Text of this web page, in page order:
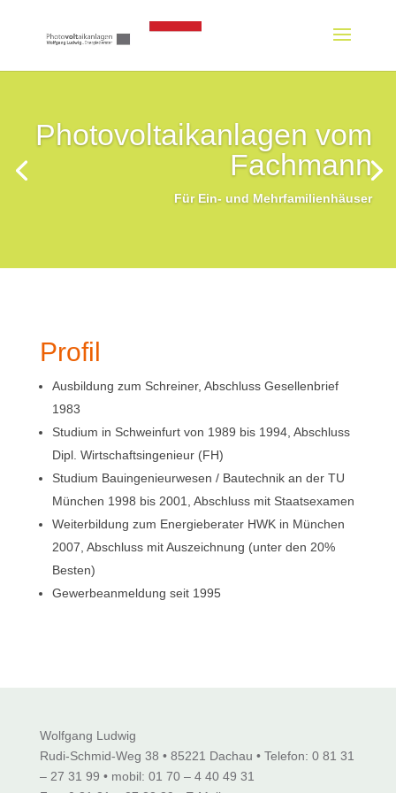
Photovoltaikanlagen vom
Fachmann
Für Ein- und Mehrfamilienhäuser
Profil
Ausbildung zum Schreiner, Abschluss Gesellenbrief
1983
Studium in Schweinfurt von 1989 bis 1994, Abschluss
Dipl. Wirtschaftsingenieur (FH)
Studium Bauingenieurwesen / Bautechnik an der TU
München 1998 bis 2001, Abschluss mit Staatsexamen
Weiterbildung zum Energieberater HWK in München
2007, Abschluss mit Auszeichnung (unter den 20%
Besten)
Gewerbeanmeldung seit 1995
Wolfgang Ludwig
Rudi-Schmid-Weg 38 • 85221 Dachau • Telefon: 0 81 31
– 27 31 99 • mobil: 01 70 – 4 40 49 31